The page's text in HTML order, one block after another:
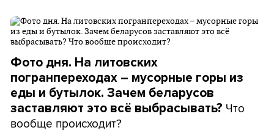
Фото дня. На литовских
погранпереходах – мусорные горы из
еды и бутылок. Зачем беларусов
заставляют это всё выбрасывать? Что
вообще происходит?